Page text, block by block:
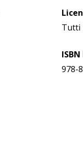
Tutti
978-